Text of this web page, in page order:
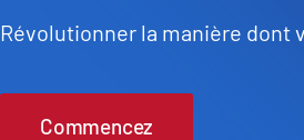
Révolutionner la manière dont
Commencez